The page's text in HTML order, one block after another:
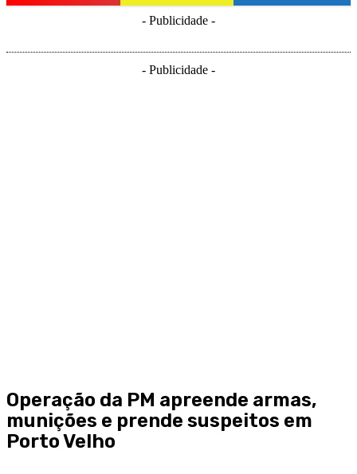
- Publicidade -
- Publicidade -
Operação da PM apreende armas,
munições e prende suspeitos em
Porto Velho